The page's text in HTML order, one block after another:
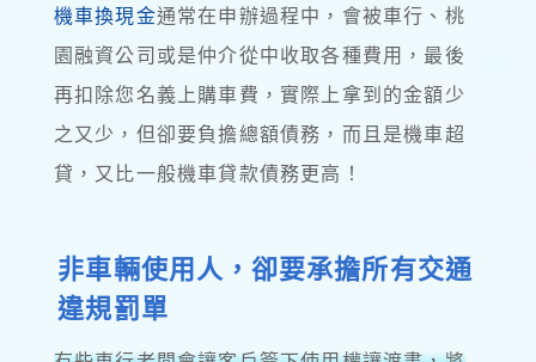
機車換現金通常在申辦過程中，會被車行、桃
園融資公司或是仲介從中收取各種費用，最後
再扣除您名義上購車費，實際上拿到的金額少
之又少，但卻要負擔總額債務，而且是機車超
貸，又比一般機車貸款債務更高！
非車輛使用人，卻要承擔所有交通
違規罰單